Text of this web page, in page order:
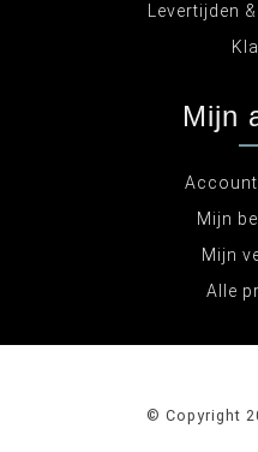
Levertijden
Mijn
Mijn
Mijn
Alle
© Copyright